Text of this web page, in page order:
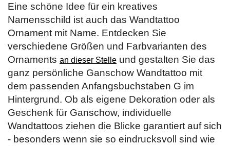
Eine schöne Idee für ein kreatives
Namensschild ist auch das Wandtattoo
Ornament mit Name. Entdecken Sie
verschiedene Größen und Farbvarianten des
Ornaments an dieser Stelle und gestalten Sie das
ganz persönliche Ganschow Wandtattoo mit
dem passenden Anfangsbuchstaben G im
Hintergrund. Ob als eigene Dekoration oder als
Geschenk für Ganschow, individuelle
Wandtattoos ziehen die Blicke garantiert auf sich
- besonders wenn sie so eindrucksvoll sind wie